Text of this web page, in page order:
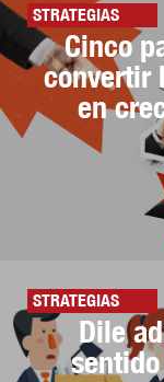
STRATEGIAS
Cinco
convertir
en
STRATEGIAS
Dile